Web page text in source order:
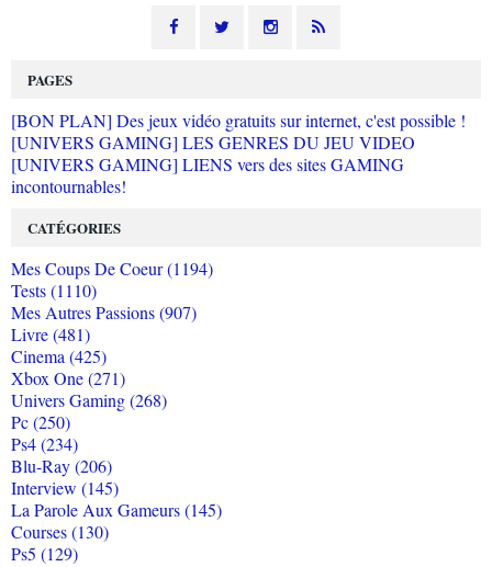
PAGES
[BON PLAN] Des jeux vidéo gratuits sur internet, c'est possible !
[UNIVERS GAMING] LES GENRES DU JEU VIDEO
[UNIVERS GAMING] LIENS vers des sites GAMING
incontournables!
CATÉGORIES
Mes Coups De Coeur (1194)
Tests (1110)
Mes Autres Passions (907)
Livre (481)
Cinema (425)
Xbox One (271)
Univers Gaming (268)
Pc (250)
Ps4 (234)
Blu-Ray (206)
Interview (145)
La Parole Aux Gameurs (145)
Courses (130)
Ps5 (129)